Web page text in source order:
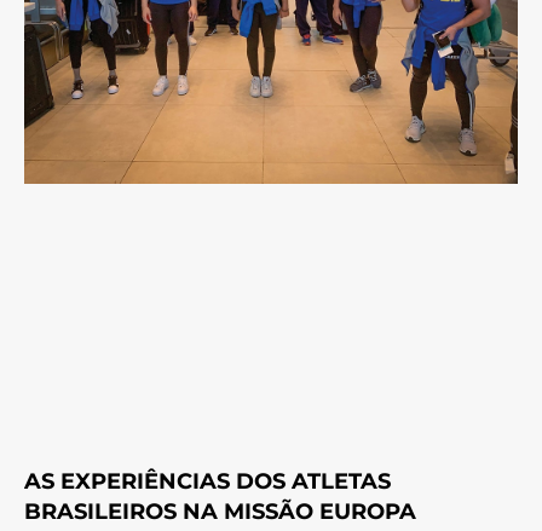
AS EXPERIÊNCIAS DOS ATLETAS
BRASILEIROS NA MISSÃO EUROPA